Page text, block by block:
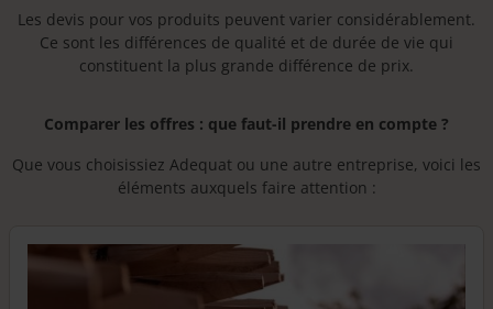
Les devis pour vos produits peuvent varier considérablement.
Ce sont les différences de qualité et de durée de vie qui
constituent la plus grande différence de prix.
Comparer les offres : que faut-il prendre en compte ?
Que vous choisissiez Adequat ou une autre entreprise, voici les
éléments auxquels faire attention :